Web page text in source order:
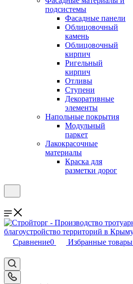
подсистемы
Фасадные панели
Облицовочный
камень
Облицовочный
кирпич
Ригельный
кирпич
Отливы
Ступени
Декоративные
элементы
Напольные покрытия
Модульный
паркет
Лакокрасочные
материалы
Краска для
разметки дорог
Сравнение0 Избранные товары